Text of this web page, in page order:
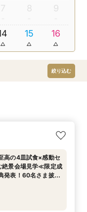
7 8 9
15 16
絞り込む
高の4皿試食×感動セ
絶景会場見学≪限定成
発表！60名さま披露